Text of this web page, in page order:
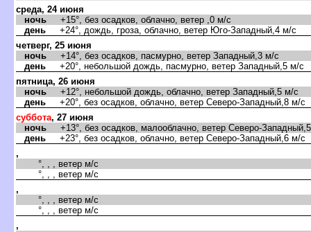
среда, 24 июня
ночь +15°, без осадков, облачно, ветер ,0 м/с
день +24°, дождь, гроза, облачно, ветер Юго-Западный,4 м/с
четверг, 25 июня
ночь +14°, без осадков, пасмурно, ветер Западный,3 м/с
день +20°, небольшой дождь, пасмурно, ветер Западный,5 м/с
пятница, 26 июня
ночь +12°, небольшой дождь, облачно, ветер Западный,5 м/с
день +20°, без осадков, облачно, ветер Северо-Западный,8 м/с
суббота, 27 июня
ночь +13°, без осадков, малооблачно, ветер Северо-
день +23°, без осадков, облачно, ветер Северо-Западный,6 м/с
,
°, , , ветер м/с
°, , , ветер м/с
,
°, , , ветер м/с
°, , , ветер м/с
,